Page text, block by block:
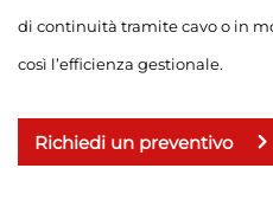
di continuità tramite cavo o in
così l’efficienza gestionale.
Richiedi un preventivo